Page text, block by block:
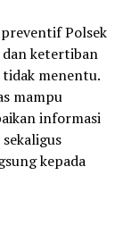
Polsek
dan ketertiban
tidak menentu.
mampu
informasi
kepada